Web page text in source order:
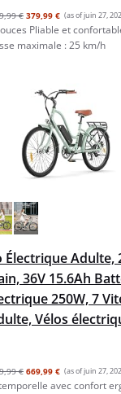
€ 379,99 € (as of juin 27,
Pliable et
maximale : 25 km/h
Électrique Adulte,
36V 15.6Ah
250W, 7
Vélos
€ 669,99 € (as of juin 27,
avec confort